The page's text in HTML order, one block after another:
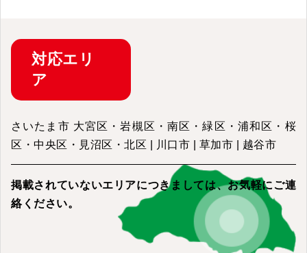
対応エリ
ア
さいたま市 大宮区・岩槻区・南区・緑区・浦和区・桜
区・中央区・見沼区・北区 | 川口市 | 草加市 | 越谷市
掲載されていないエリアにつきましては、お気軽にご連
絡ください。